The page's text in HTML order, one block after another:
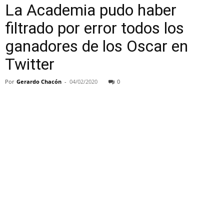
La Academia pudo haber
filtrado por error todos los
ganadores de los Oscar en
Twitter
Por Gerardo Chacón - 04/02/2020 0